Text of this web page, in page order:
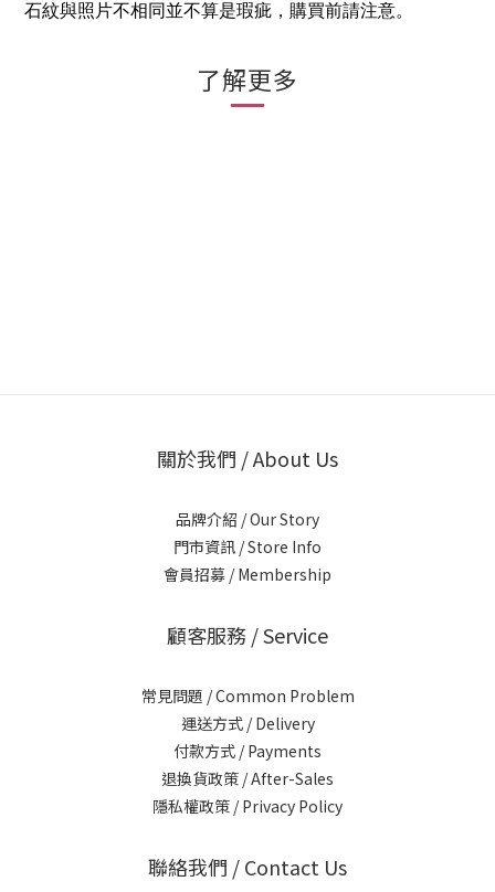
石紋與照片不相同並不算是瑕疵，購買前請注意。
了解更多
關於我們 / About Us
品牌介紹 / Our Story
門市資訊 / Store Info
會員招募 / Membership
顧客服務 / Service
常見問題 / Common Problem
運送方式 / Delivery
付款方式 / Payments
退換貨政策 / After-Sales
隱私權政策 / Privacy Policy
聯絡我們 / Contact Us